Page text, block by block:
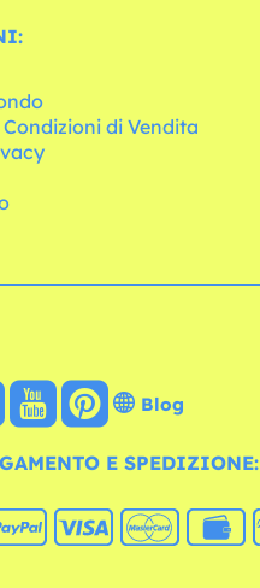
di Vendita
Blog
E SPEDIZIONE: